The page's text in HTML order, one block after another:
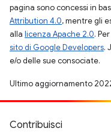
pagina sono concessi in
Attribution 4.0, mentre gli
alla licenza Apache 2.0.
sito di Google Developers.
e/o delle sue consociate.
Ultimo aggiornamento
Contribuisci